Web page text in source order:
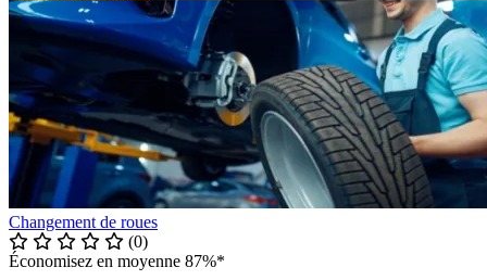
Changement de roues
(0)
Économisez en moyenne 87%*